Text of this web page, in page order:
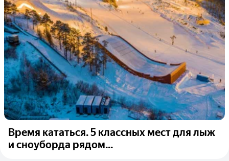
Время кататься. 5 классных мест для лыж
и сноуборда рядом...